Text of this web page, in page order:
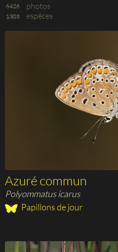
6426 photos
1303 espèces
Azuré commun
Polyommatus icarus
Papillons de jour